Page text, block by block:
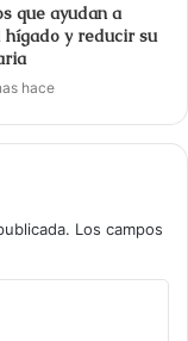
que ayudan a
y reducir su
hace
Los campos